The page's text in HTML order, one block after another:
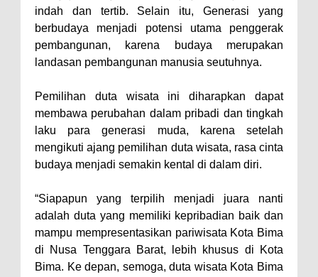
Sabu di Tambe, 2 Pria
Diamankan Bersama 23 Poket
Sabu Siap Edar
Menjemput Korban Kekerasan
indah dan tertib. Selain itu, Generasi yang
berbudaya menjadi potensi utama penggerak
pembangunan, karena budaya merupakan
landasan pembangunan manusia seutuhnya.
Pemilihan duta wisata ini diharapkan dapat
membawa perubahan dalam pribadi dan tingkah
laku para generasi muda, karena setelah
mengikuti ajang pemilihan duta wisata, rasa cinta
budaya menjadi semakin kental di dalam diri.
“Siapapun yang terpilih menjadi juara nanti
adalah duta yang memiliki kepribadian baik dan
mampu mempresentasikan pariwisata Kota Bima
di Nusa Tenggara Barat, lebih khusus di Kota
Bima. Ke depan, semoga, duta wisata Kota Bima